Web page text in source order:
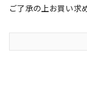
ご了承の上お買い求